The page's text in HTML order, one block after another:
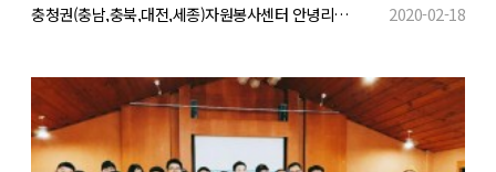
충청권(충남,충북,대전,세종)자원봉사센터 안녕리액션 캠페인 실행 기획 워크숍 개최 2020-02-18